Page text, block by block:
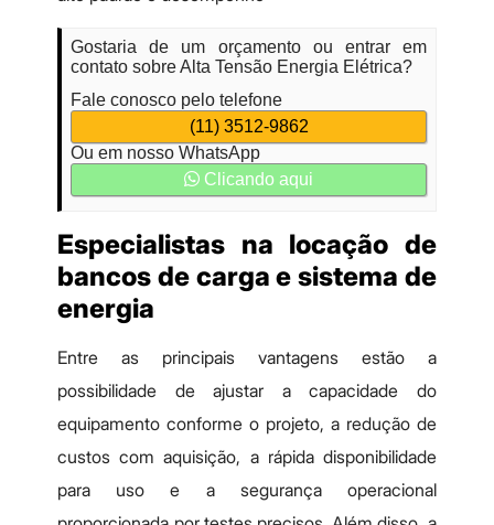
Gostaria de um orçamento ou entrar em
contato sobre Alta Tensão Energia Elétrica?
Fale conosco pelo telefone
(11) 3512-9862
Ou em nosso WhatsApp
Clicando aqui
Especialistas na locação de
bancos de carga e sistema de
energia
Entre as principais vantagens estão a
possibilidade de ajustar a capacidade do
equipamento conforme o projeto, a redução de
custos com aquisição, a rápida disponibilidade
para uso e a segurança operacional